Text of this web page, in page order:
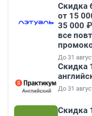
Скидка
от 15
35 000
все
До 31
Скидка
До 31
Скидка